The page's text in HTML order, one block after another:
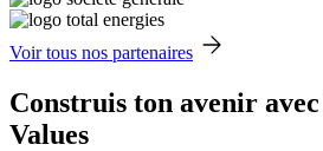
Voir tous nos partenaires
Construis ton avenir
Values